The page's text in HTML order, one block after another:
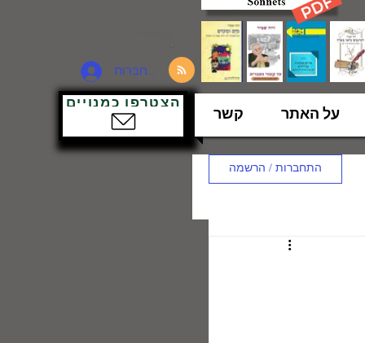
להתחברות
הצטרפו כמנויים
על האתר קשר
התחברות / הרשמה